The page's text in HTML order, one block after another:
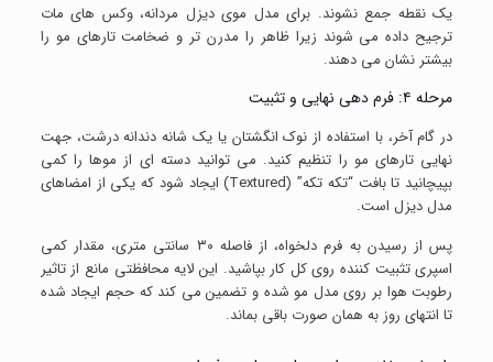
یک نقطه جمع نشوند. برای مدل موی دیزل مردانه، وکس های مات
ترجیح داده می شوند زیرا ظاهر را مدرن تر و ضخامت تارهای مو را
بیشتر نشان می دهند.
مرحله ۴: فرم دهی نهایی و تثبیت
در گام آخر، با استفاده از نوک انگشتان یا یک شانه دندانه درشت، جهت
نهایی تارهای مو را تنظیم کنید. می توانید دسته ای از موها را کمی
بپیچانید تا بافت “تکه تکه” (Textured) ایجاد شود که یکی از امضاهای
مدل دیزل است.
پس از رسیدن به فرم دلخواه، از فاصله ۳۰ سانتی متری، مقدار کمی
اسپری تثبیت کننده روی کل کار بپاشید. این لایه محافظتی مانع از تاثیر
رطوبت هوا بر روی مدل مو شده و تضمین می کند که حجم ایجاد شده
تا انتهای روز به همان صورت باقی بماند.